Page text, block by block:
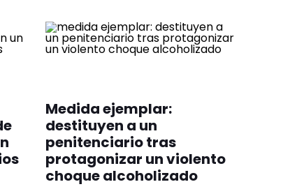
Medida ejemplar:
destituyen a un
penitenciario tras
protagonizar un violento
choque alcoholizado